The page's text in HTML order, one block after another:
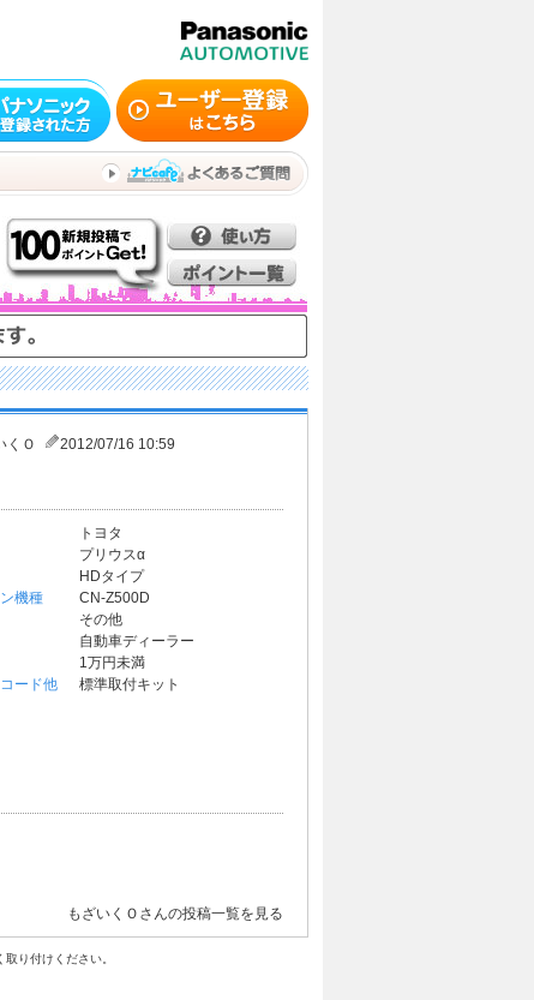
くＯ 2012/07/16 10:59
トヨタ
プリウスα
HDタイプ
機種
CN-Z500D
その他
自動車ディーラー
1万円未満
ード他
標準取付キット
もざいくＯさんの投稿一覧を見る
り付けください。